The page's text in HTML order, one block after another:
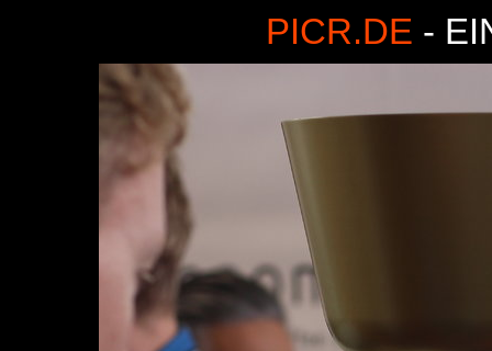
PICR.DE -